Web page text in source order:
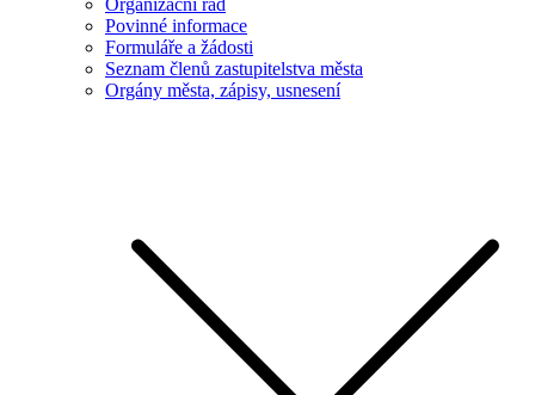
Organizační řád
Povinné informace
Formuláře a žádosti
Seznam členů zastupitelstva města
Orgány města, zápisy, usnesení